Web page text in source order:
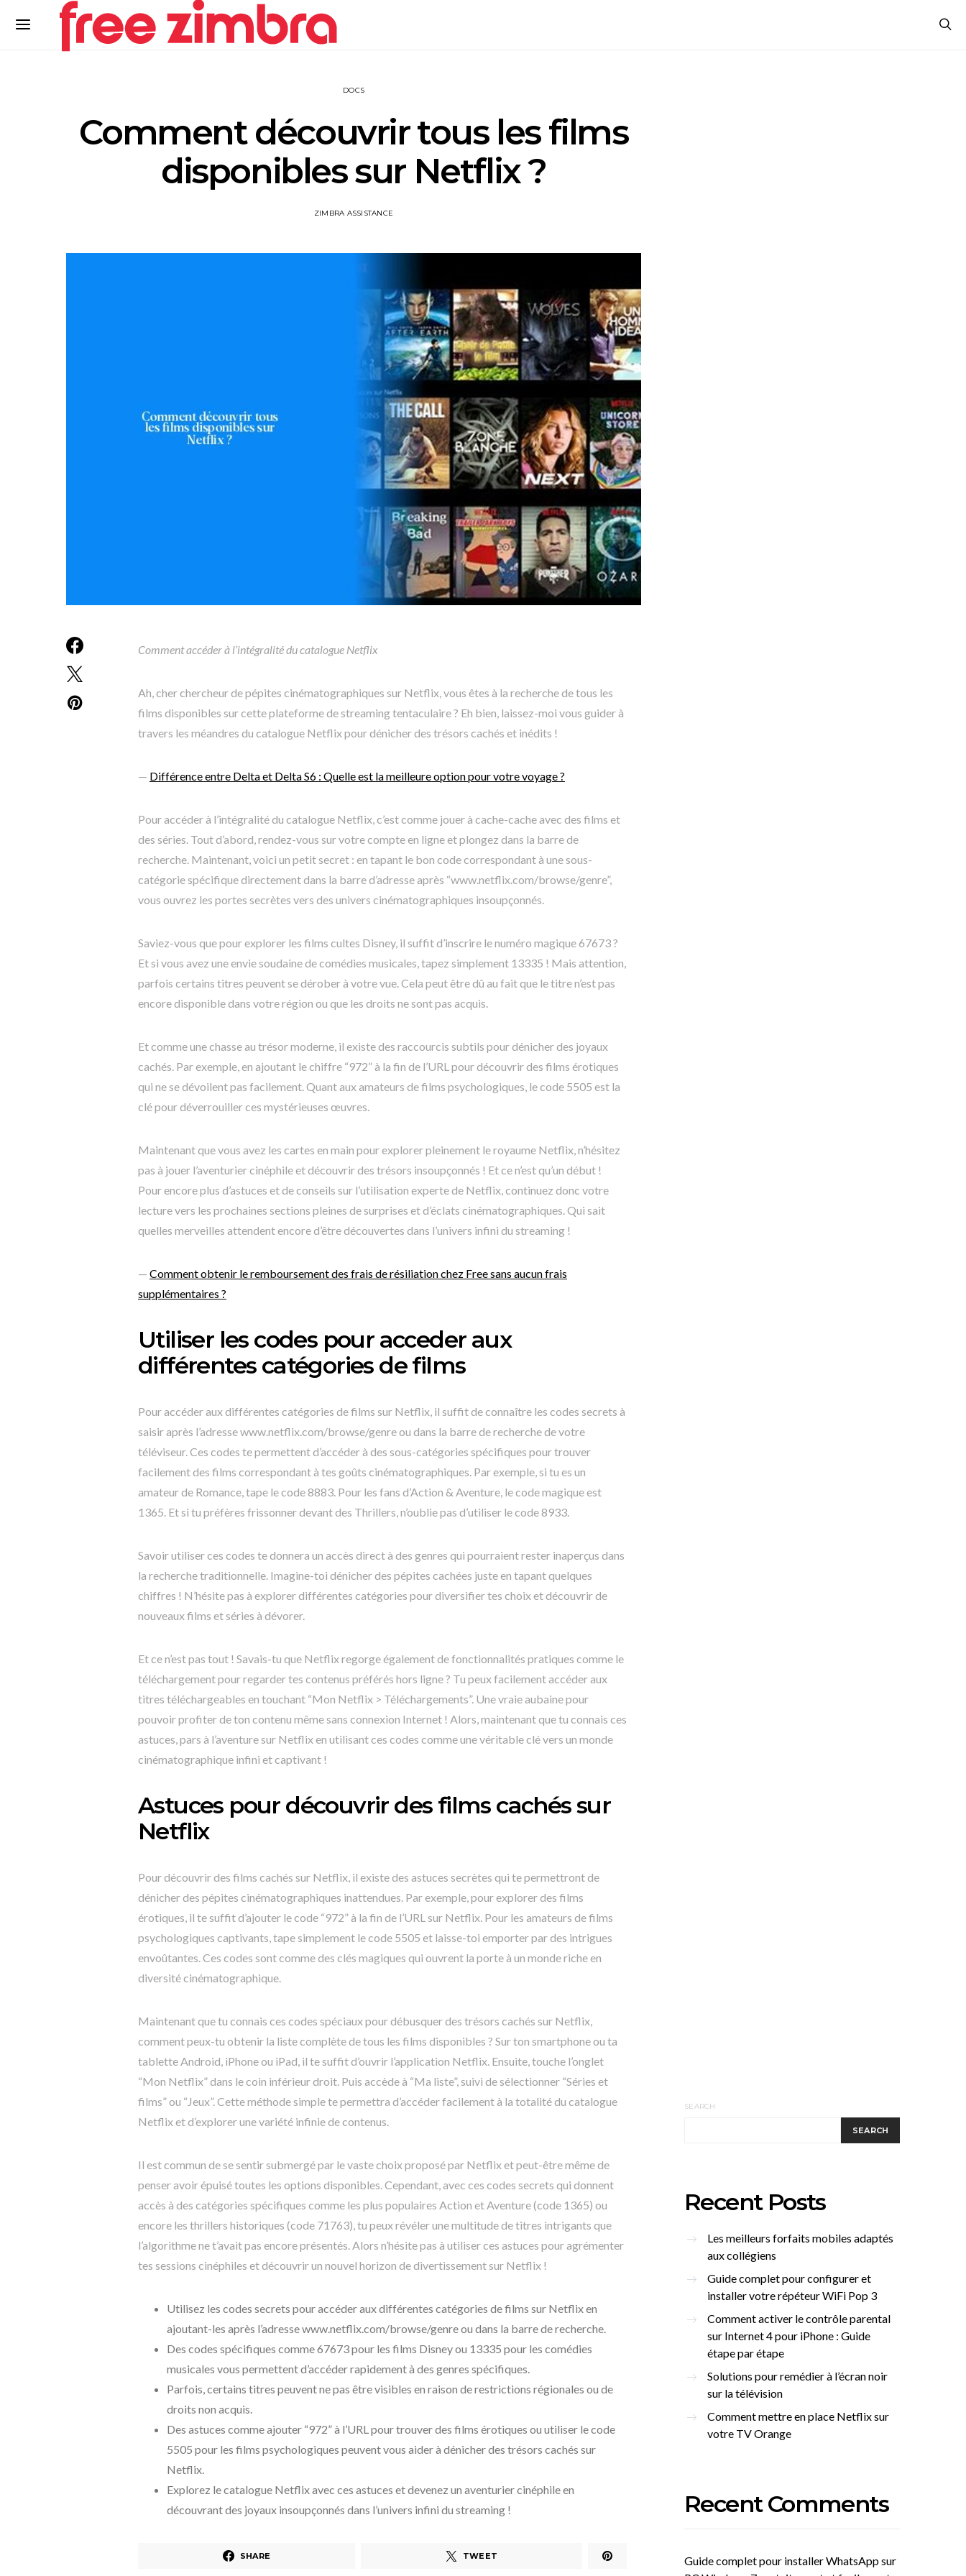
DOCS
Comment découvrir tous les films
disponibles sur Netflix ?
ZIMBRA ASSISTANCE
Comment accéder à l’intégralité du catalogue Netflix
Ah, cher chercheur de pépites cinématographiques sur Netflix, vous êtes à la recherche de tous les
films disponibles sur cette plateforme de streaming tentaculaire ? Eh bien, laissez-moi vous guider à
travers les méandres du catalogue Netflix pour dénicher des trésors cachés et inédits !
— Différence entre Delta et Delta S6 : Quelle est la meilleure option pour votre voyage ?
Pour accéder à l’intégralité du catalogue Netflix, c’est comme jouer à cache-cache avec des films et
des séries. Tout d’abord, rendez-vous sur votre compte en ligne et plongez dans la barre de
recherche. Maintenant, voici un petit secret : en tapant le bon code correspondant à une sous-
catégorie spécifique directement dans la barre d’adresse après “www.netflix.com/browse/genre”,
vous ouvrez les portes secrètes vers des univers cinématographiques insoupçonnés.
Saviez-vous que pour explorer les films cultes Disney, il suffit d’inscrire le numéro magique 67673 ?
Et si vous avez une envie soudaine de comédies musicales, tapez simplement 13335 ! Mais attention,
parfois certains titres peuvent se dérober à votre vue. Cela peut être dû au fait que le titre n’est pas
encore disponible dans votre région ou que les droits ne sont pas acquis.
Et comme une chasse au trésor moderne, il existe des raccourcis subtils pour dénicher des joyaux
cachés. Par exemple, en ajoutant le chiffre “972” à la fin de l’URL pour découvrir des films érotiques
qui ne se dévoilent pas facilement. Quant aux amateurs de films psychologiques, le code 5505 est la
clé pour déverrouiller ces mystérieuses œuvres.
Maintenant que vous avez les cartes en main pour explorer pleinement le royaume Netflix, n’hésitez
pas à jouer l’aventurier cinéphile et découvrir des trésors insoupçonnés ! Et ce n’est qu’un début !
Pour encore plus d’astuces et de conseils sur l’utilisation experte de Netflix, continuez donc votre
lecture vers les prochaines sections pleines de surprises et d’éclats cinématographiques. Qui sait
quelles merveilles attendent encore d’être découvertes dans l’univers infini du streaming !
— Comment obtenir le remboursement des frais de résiliation chez Free sans aucun frais
supplémentaires ?
Utiliser les codes pour acceder aux
différentes catégories de films
Pour accéder aux différentes catégories de films sur Netflix, il suffit de connaître les codes secrets à
saisir après l’adresse www.netflix.com/browse/genre ou dans la barre de recherche de votre
téléviseur. Ces codes te permettent d’accéder à des sous-catégories spécifiques pour trouver
facilement des films correspondant à tes goûts cinématographiques. Par exemple, si tu es un
amateur de Romance, tape le code 8883. Pour les fans d’Action & Aventure, le code magique est
1365. Et si tu préfères frissonner devant des Thrillers, n’oublie pas d’utiliser le code 8933.
Savoir utiliser ces codes te donnera un accès direct à des genres qui pourraient rester inaperçus dans
la recherche traditionnelle. Imagine-toi dénicher des pépites cachées juste en tapant quelques
chiffres ! N’hésite pas à explorer différentes catégories pour diversifier tes choix et découvrir de
nouveaux films et séries à dévorer.
Et ce n’est pas tout ! Savais-tu que Netflix regorge également de fonctionnalités pratiques comme le
téléchargement pour regarder tes contenus préférés hors ligne ? Tu peux facilement accéder aux
titres téléchargeables en touchant “Mon Netflix > Téléchargements”. Une vraie aubaine pour
pouvoir profiter de ton contenu même sans connexion Internet ! Alors, maintenant que tu connais ces
astuces, pars à l’aventure sur Netflix en utilisant ces codes comme une véritable clé vers un monde
cinématographique infini et captivant !
Astuces pour découvrir des films cachés sur
Netflix
Pour découvrir des films cachés sur Netflix, il existe des astuces secrètes qui te permettront de
dénicher des pépites cinématographiques inattendues. Par exemple, pour explorer des films
érotiques, il te suffit d’ajouter le code “972” à la fin de l’URL sur Netflix. Pour les amateurs de films
psychologiques captivants, tape simplement le code 5505 et laisse-toi emporter par des intrigues
envoûtantes. Ces codes sont comme des clés magiques qui ouvrent la porte à un monde riche en
diversité cinématographique.
Maintenant que tu connais ces codes spéciaux pour débusquer des trésors cachés sur Netflix,
comment peux-tu obtenir la liste complète de tous les films disponibles ? Sur ton smartphone ou ta
tablette Android, iPhone ou iPad, il te suffit d’ouvrir l’application Netflix. Ensuite, touche l’onglet
“Mon Netflix” dans le coin inférieur droit. Puis accède à “Ma liste”, suivi de sélectionner “Séries et
films” ou “Jeux”. Cette méthode simple te permettra d’accéder facilement à la totalité du catalogue
Netflix et d’explorer une variété infinie de contenus.
Il est commun de se sentir submergé par le vaste choix proposé par Netflix et peut-être même de
penser avoir épuisé toutes les options disponibles. Cependant, avec ces codes secrets qui donnent
accès à des catégories spécifiques comme les plus populaires Action et Aventure (code 1365) ou
encore les thrillers historiques (code 71763), tu peux révéler une multitude de titres intrigants que
l’algorithme ne t’avait pas encore présentés. Alors n’hésite pas à utiliser ces astuces pour agrémenter
tes sessions cinéphiles et découvrir un nouvel horizon de divertissement sur Netflix !
Utilisez les codes secrets pour accéder aux différentes catégories de films sur Netflix en
ajoutant-les après l’adresse www.netflix.com/browse/genre ou dans la barre de recherche.
Des codes spécifiques comme 67673 pour les films Disney ou 13335 pour les comédies
musicales vous permettent d’accéder rapidement à des genres spécifiques.
Parfois, certains titres peuvent ne pas être visibles en raison de restrictions régionales ou de
droits non acquis.
Des astuces comme ajouter “972” à l’URL pour trouver des films érotiques ou utiliser le code
5505 pour les films psychologiques peuvent vous aider à dénicher des trésors cachés sur
Netflix.
Explorez le catalogue Netflix avec ces astuces et devenez un aventurier cinéphile en
découvrant des joyaux insoupçonnés dans l’univers infini du streaming !
SHARE TWEET
SEARCH
SEARCH
Recent Posts
Les meilleurs forfaits mobiles adaptés
aux collégiens
Guide complet pour configurer et
installer votre répéteur WiFi Pop 3
Comment activer le contrôle parental
sur Internet 4 pour iPhone : Guide
étape par étape
Solutions pour remédier à l’écran noir
sur la télévision
Comment mettre en place Netflix sur
votre TV Orange
Recent Comments
Guide complet pour installer WhatsApp sur